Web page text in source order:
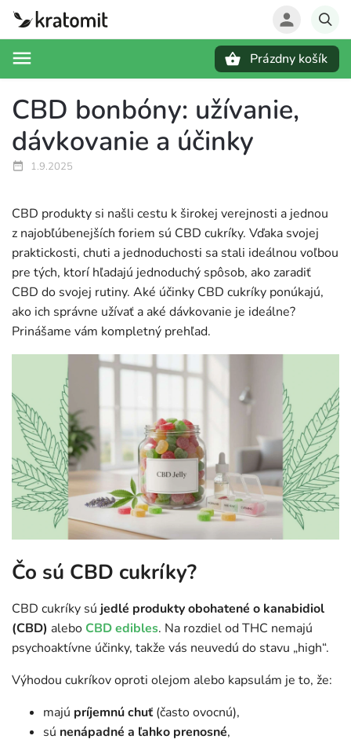
Prázdny košík
CBD bonbóny: užívanie,
dávkovanie a účinky
1.9.2025
CBD produkty si našli cestu k širokej verejnosti a jednou
z najobľúbenejších foriem sú CBD cukríky. Vďaka svojej
praktickosti, chuti a jednoduchosti sa stali ideálnou voľbou
pre tých, ktorí hľadajú jednoduchý spôsob, ako zaradiť
CBD do svojej rutiny. Aké účinky CBD cukríky ponúkajú,
ako ich správne užívať a aké dávkovanie je ideálne?
Prinášame vám kompletný prehľad.
Čo sú CBD cukríky?
CBD cukríky sú jedlé produkty obohatené o kanabidiol
(CBD) alebo CBD edibles. Na rozdiel od THC nemajú
psychoaktívne účinky, takže vás neuvedú do stavu „high“.
Výhodou cukríkov oproti olejom alebo kapsulám je to, že:
majú príjemnú chuť(často ovocnú),
sú nenápadné a ľahko prenosné,